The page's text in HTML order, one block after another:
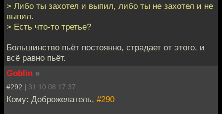
> Либо ты захотел и выпил, либо ты не захотел и не
выпил.
> Есть что-то третье?
Большинство пьёт постоянно, страдает от этого, и
всё равно пьёт.
Goblin »
#292 | 31.10.08 17:37
Кому: Доброжелатель, #290